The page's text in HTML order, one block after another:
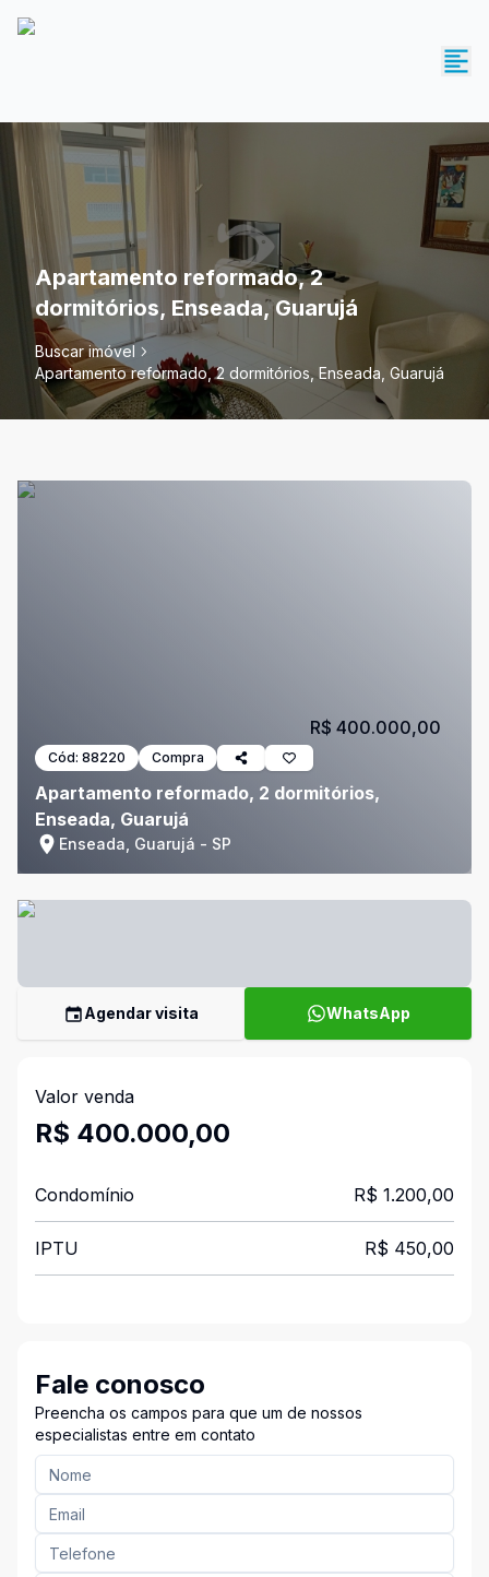
Apartamento reformado, 2
dormitórios, Enseada, Guarujá
Buscar imóvel
Apartamento reformado, 2 dormitórios, Enseada, Guarujá
Cód: 88220 Compra
Apartamento reformado, 2 dormitórios,
Enseada, Guarujá
Enseada, Guarujá - SP
R$ 400.000,00
Agendar visita WhatsApp
Valor venda
R$ 400.000,00
Condomínio R$ 1.200,00
IPTU R$ 450,00
Fale conosco
Preencha os campos para que um de nossos
especialistas entre em contato